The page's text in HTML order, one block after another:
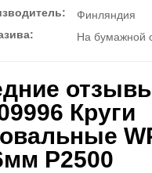
Финляндия
На бумажной
Круги
P2500